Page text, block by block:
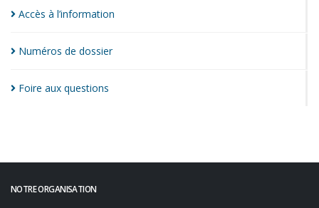
Accès à l’information
Numéros de dossier
Foire aux questions
NOTRE ORGANISATION